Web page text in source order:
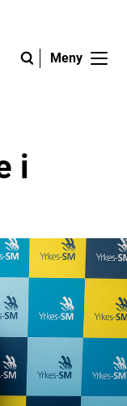
Meny
prenumeration
i